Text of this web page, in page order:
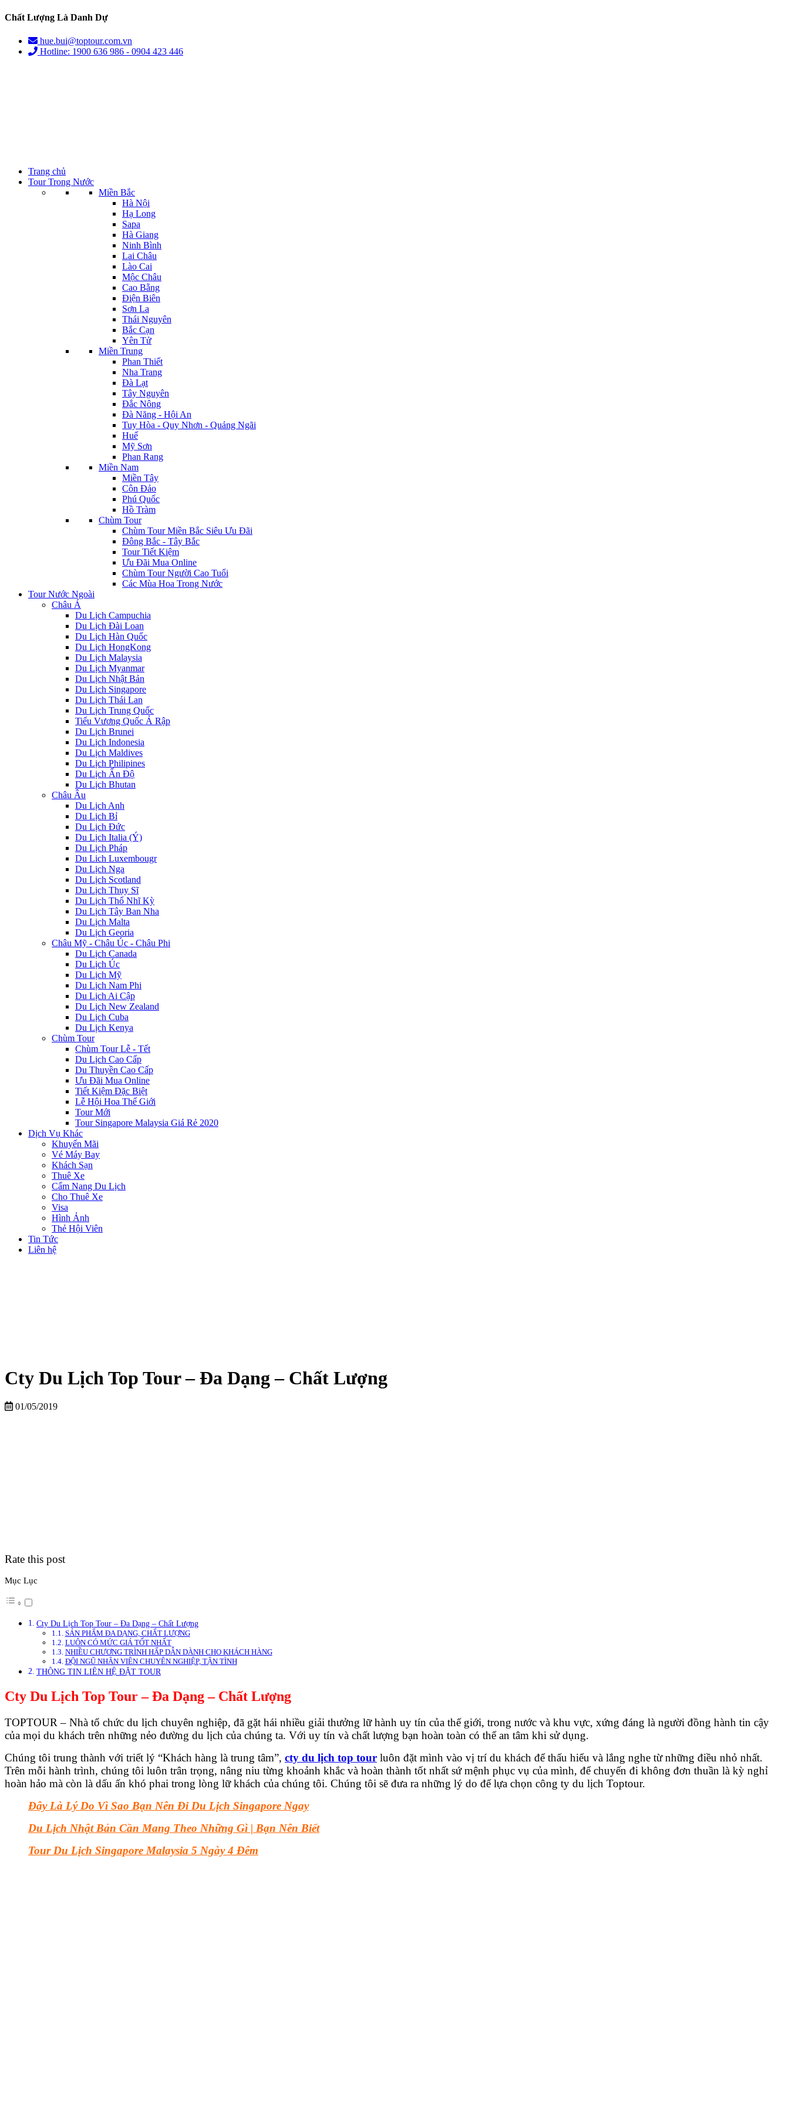
Chất Lượng Là Danh Dự
hue.bui@toptour.com.vn
Hotline: 1900 636 986 - 0904 423 446
Trang chủ
Tour Trong Nước
Miền Bắc
Hà Nội
Hạ Long
Sapa
Hà Giang
Ninh Bình
Lai Châu
Lào Cai
Mộc Châu
Cao Bằng
Điện Biên
Sơn La
Thái Nguyên
Bắc Cạn
Yên Tử
Miền Trung
Phan Thiết
Nha Trang
Đà Lạt
Tây Nguyên
Đắc Nông
Đà Năng - Hội An
Tuy Hòa - Quy Nhơn - Quảng Ngãi
Huế
Mỹ Sơn
Phan Rang
Miền Nam
Miền Tây
Côn Đảo
Phú Quốc
Hồ Tràm
Chùm Tour
Chùm Tour Miền Bắc Siêu Ưu Đãi
Đông Bắc - Tây Bắc
Tour Tiết Kiệm
Ưu Đãi Mua Online
Chùm Tour Người Cao Tuổi
Các Mùa Hoa Trong Nước
Tour Nước Ngoài
Châu Á
Du Lịch Campuchia
Du Lịch Đài Loan
Du Lịch Hàn Quốc
Du Lịch HongKong
Du Lịch Malaysia
Du Lịch Myanmar
Du Lịch Nhật Bản
Du Lịch Singapore
Du Lịch Thái Lan
Du Lịch Trung Quốc
Tiểu Vương Quốc Ả Rập
Du Lịch Brunei
Du Lịch Indonesia
Du Lịch Maldives
Du Lịch Philipines
Du Lịch Ấn Độ
Du Lịch Bhutan
Châu Âu
Du Lịch Anh
Du Lịch Bỉ
Du Lịch Đức
Du Lịch Italia (Ý)
Du Lịch Pháp
Du Lich Luxembougr
Du Lịch Nga
Du Lịch Scotland
Du Lịch Thụy Sĩ
Du Lịch Thổ Nhĩ Kỳ
Du Lịch Tây Ban Nha
Du Lịch Malta
Du Lịch Georia
Châu Mỹ - Châu Úc - Châu Phi
Du Lịch Canada
Du Lịch Úc
Du Lịch Mỹ
Du Lịch Nam Phi
Du Lịch Ai Cập
Du Lịch New Zealand
Du Lịch Cuba
Du Lịch Kenya
Chùm Tour
Chùm Tour Lễ - Tết
Du Lịch Cao Cấp
Du Thuyền Cao Cấp
Ưu Đãi Mua Online
Tiết Kiệm Đặc Biệt
Lễ Hội Hoa Thế Giới
Tour Mới
Tour Singapore Malaysia Giá Rẻ 2020
Dịch Vụ Khác
Khuyến Mãi
Vé Máy Bay
Khách Sạn
Thuê Xe
Cẩm Nang Du Lịch
Cho Thuê Xe
Visa
Hình Ảnh
Thẻ Hội Viên
Tin Tức
Liên hệ
Cty Du Lịch Top Tour – Đa Dạng – Chất Lượng
01/05/2019
Rate this post
Mục Lục
Cty Du Lịch Top Tour – Đa Dạng – Chất Lượng
SẢN PHẨM ĐA DẠNG, CHẤT LƯỢNG
LUÔN CÓ MỨC GIÁ TỐT NHẤT
NHIỀU CHƯƠNG TRÌNH HẤP DẪN DÀNH CHO KHÁCH HÀNG
ĐỘI NGŨ NHÂN VIÊN CHUYÊN NGHIỆP, TẬN TÌNH
THÔNG TIN LIÊN HỆ ĐẶT TOUR
Cty Du Lịch Top Tour – Đa Dạng – Chất Lượng
TOPTOUR – Nhà tổ chức du lịch chuyên nghiệp, đã gặt hái nhiều giải thưởng lữ hành uy tín của thế giới, trong nước và khu vực, xứng đáng là người đồng hành tin cậy
của mọi du khách trên những nẻo đường du lịch của chúng ta. Với uy tín và chất lượng bạn hoàn toàn có thể an tâm khi sử dụng.
Chúng tôi trung thành với triết lý “Khách hàng là trung tâm”, cty du lịch top tour luôn đặt mình vào vị trí du khách để thấu hiểu và lắng nghe từ những điều nhỏ nhất.
Trên mỗi hành trình, chúng tôi luôn trân trọng, nâng niu từng khoảnh khắc và hoàn thành tốt nhất sứ mệnh phục vụ của mình, để chuyến đi không đơn thuần là kỳ nghỉ
hoàn hảo mà còn là dấu ấn khó phai trong lòng lữ khách của chúng tôi. Chúng tôi sẽ đưa ra những lý do để lựa chọn công ty du lịch Toptour.
Đây Là Lý Do Vì Sao Bạn Nên Đi Du Lịch Singapore Ngay
Du Lịch Nhật Bản Cần Mang Theo Những Gì | Bạn Nên Biết
Tour Du Lịch Singapore Malaysia 5 Ngày 4 Đêm